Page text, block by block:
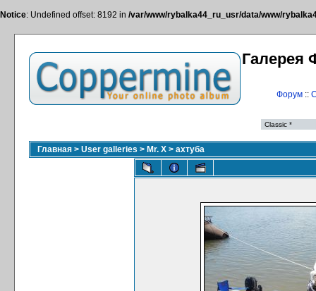
Notice: Undefined offset: 8192 in /var/www/rybalka44_ru_usr/data/www/
Галерея
Форум::
Главная > User galleries > Mr. X > ахтуба